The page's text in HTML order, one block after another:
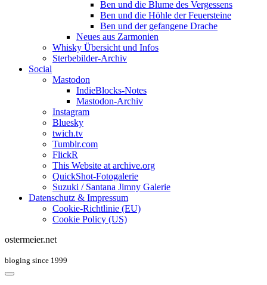
Ben und die Blume des Vergessens
Ben und die Höhle der Feuersteine
Ben und der gefangene Drache
Neues aus Zarmonien
Whisky Übersicht und Infos
Sterbebilder-Archiv
Social
Mastodon
IndieBlocks-Notes
Mastodon-Archiv
Instagram
Bluesky
twich.tv
Tumblr.com
FlickR
This Website at archive.org
QuickShot-Fotogalerie
Suzuki / Santana Jimny Galerie
Datenschutz & Impressum
Cookie-Richtlinie (EU)
Cookie Policy (US)
ostermeier.net
bloging since 1999